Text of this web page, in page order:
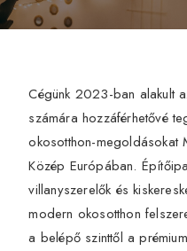
Cégünk 2023-ban alakult
számára hozzáférhetővé
okosotthon-megoldásokat
Közép Európában.
villanyszerelők és
modern okosotthon
a belépő szinttől a